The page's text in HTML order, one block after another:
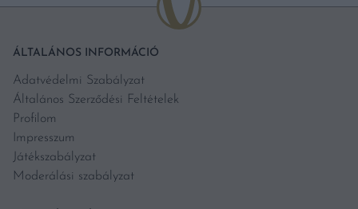
ÁLTALÁNOS INFORMÁCIÓ
Adatvédelmi Szabályzat
Általános Szerződési Feltételek
Profilom
Impresszum
Játékszabályzat
Moderálási szabályzat